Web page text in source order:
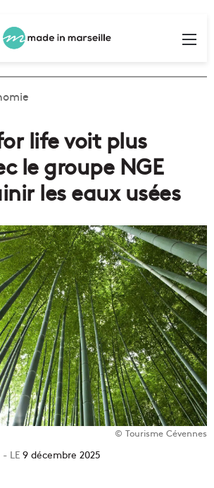
life voit plus
le groupe NGE
les eaux usées
© Tourisme Cévennes
Envoyer9 décembre 2025